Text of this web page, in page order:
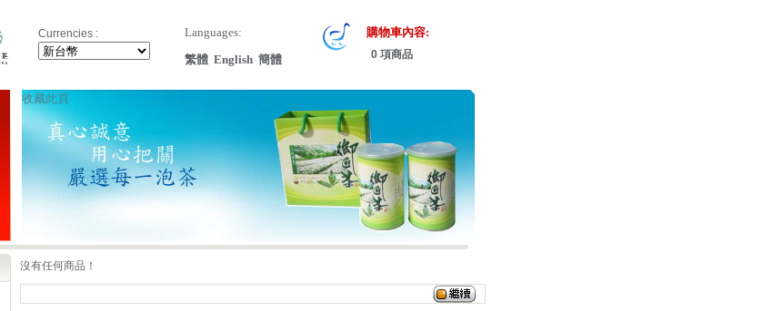
Currencies :
Languages:
繁體 English 簡體
購物車內容:
0 項商品
收藏此頁
沒有任何商品！